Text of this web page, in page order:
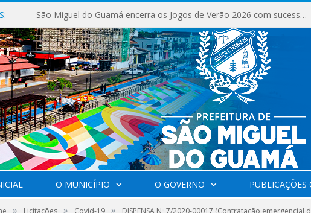
São Miguel do Guamá encerra os Jogos de Verão 2026 com sucesso de público e competições.
O MUNICÍPIO O GOVERNO PUBLICAÇÕES
» Licitações » Covid-19 » DISPENSA Nº 7/2020-00017 (Contratação